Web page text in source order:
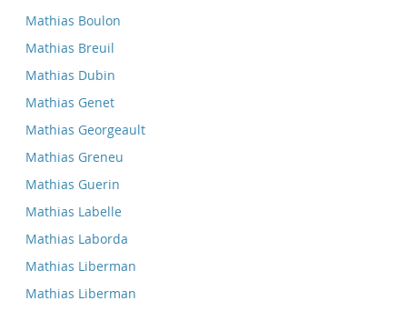
Mathias Boulon
Mathias Breuil
Mathias Dubin
Mathias Genet
Mathias Georgeault
Mathias Greneu
Mathias Guerin
Mathias Labelle
Mathias Laborda
Mathias Liberman
Mathias Liberman